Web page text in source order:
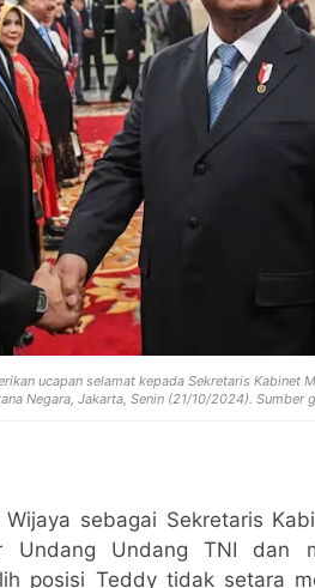
ucapan selamat kepada Sekretaris Kabinet
Negara, Jakarta, Senin (21/10/2024).Sumber
sebagai Sekretaris
Undang Undang TNI dan
posisi Teddy tidak setara